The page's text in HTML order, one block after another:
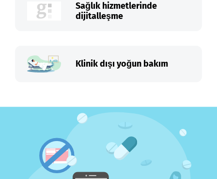
Sağlık hizmetlerinde
dijitalleşme
Klinik dışı yoğun bakım